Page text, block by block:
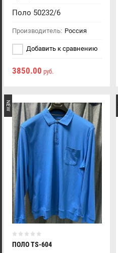
Поло 50232/6
Производитель: Россия
Добавить к сравнению
3850.00 руб.
NEW
ПОЛО TS-604